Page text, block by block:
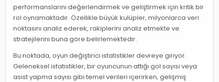
performanslarını değerlendirmek ve geliştirmek için kritik bir
rol oynamaktadır. Özellikle büyük kulüpler, milyonlarca veri
noktasını analiz ederek, rakiplerini analiz etmekte ve
stratejilerini buna göre belirlemektedir.
Bu noktada, oyun değiştirici istatistikler devreye giriyor.
Geleneksel istatistikler, bir oyuncunun attığı gol sayısı veya
asist yapma sayısı gibi temel verileri içerirken, gelişmiş